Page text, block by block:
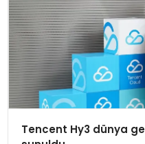
Tencent Hy3 dünya